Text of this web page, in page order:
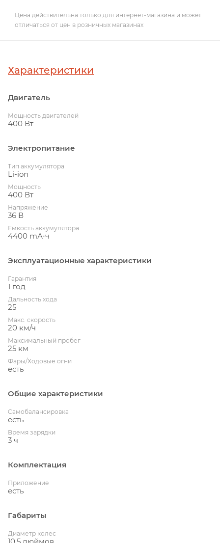
Цена действительна только для интернет-магазина и может
отличаться от цен в розничных магазинах
Характеристики
Двигатель
Мощность двигателей
400 Вт
Электропитание
Тип аккумулятора
Li-ion
Мощность
400 Вт
Напряжение
36 В
Емкость аккумулятора
4400 mА⋅ч
Эксплуатационные характеристики
Гарантия
1 год
Дальность хода
25
Макс. скорость
20 км/ч
Максимальный пробег
25 км
Фары/Ходовые огни
есть
Общие характеристики
Cамобалансировка
есть
Время зарядки
3 ч
Комплектация
Приложение
есть
Габариты
Диаметр колес
10.5 дюймов